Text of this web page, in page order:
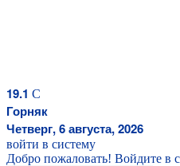
19.1 C
Горняк
Четверг, 6 августа, 2026
войти в систему
Добро пожаловать! Войдите в